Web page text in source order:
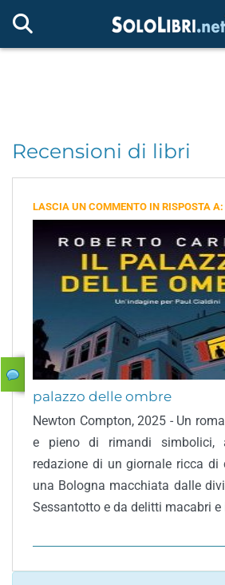
Recensioni di libri
LASCIA UN COMMENTO IN RISPOSTA A:
palazzo delle ombre
Newton Compton, 2025 - Un
e pieno di rimandi simbolici,
redazione di un giornale ricca di
una Bologna macchiata dalle
Sessantotto e da delitti macabri